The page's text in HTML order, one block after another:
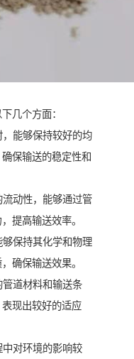
几个方面：
能够保持较好的均
保输送的稳定性和
动性，能够通过管
提高输送效率。
保持其化学和物理
确保输送效果。
道材料和输送条
现出较好的适应
对环境的影响较